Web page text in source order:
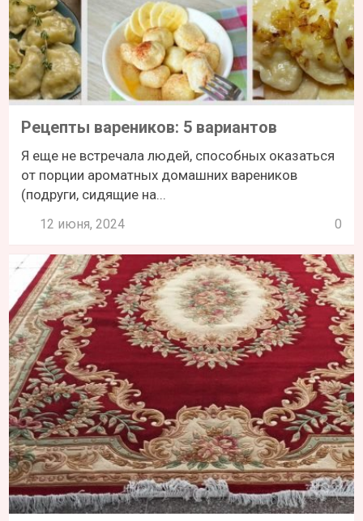
Рецепты вареников: 5 вариантов
Я еще не встречала людей, способных оказаться
от порции ароматных домашних вареников
(подруги, сидящие на...
12 июня, 2024 0